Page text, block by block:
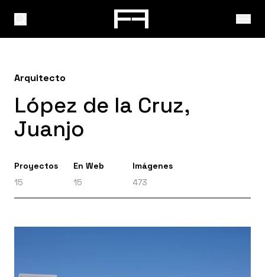
Arquitecto
López de la Cruz,
Juanjo
Proyectos
15
En Web
15
Imágenes
473